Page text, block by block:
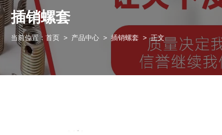
插销螺套
当前位置：首页 > 产品中心 >插销螺套 > 正文